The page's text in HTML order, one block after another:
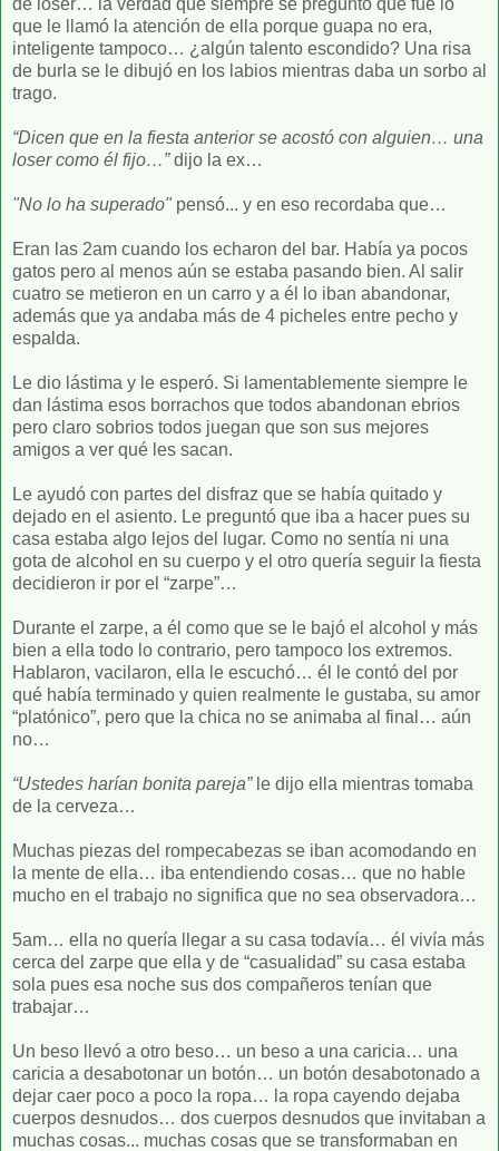
que le llamó la atención de ella porque guapa no era,
inteligente tampoco… ¿algún talento escondido? Una risa
de burla se le dibujó en los labios mientras daba un sorbo al
trago.
“Dicen que en la fiesta anterior se acostó con alguien… una
loser como él fijo…”dijo la ex…
"No lo ha superado" pensó... y en eso recordaba que…
Eran las 2am cuando los echaron del bar. Había ya pocos
gatos pero al menos aún se estaba pasando bien. Al salir
cuatro se metieron en un carro y a él lo iban abandonar,
además que ya andaba más de 4 picheles entre pecho y
espalda.
Le dio lástima y le esperó. Si lamentablemente siempre le
dan lástima esos borrachos que todos abandonan ebrios
pero claro sobrios todos juegan que son sus mejores
amigos a ver qué les sacan.
Le ayudó con partes del disfraz que se había quitado y
dejado en el asiento. Le preguntó que iba a hacer pues su
casa estaba algo lejos del lugar. Como no sentía ni una
gota de alcohol en su cuerpo y el otro quería seguir la fiesta
decidieron ir por el “zarpe”…
Durante el zarpe, a él como que se le bajó el alcohol y más
bien a ella todo lo contrario, pero tampoco los extremos.
Hablaron, vacilaron, ella le escuchó… él le contó del por
qué había terminado y quien realmente le gustaba, su amor
“platónico”, pero que la chica no se animaba al final… aún
no…
“Ustedes harían bonita pareja”le dijo ella mientras tomaba
de la cerveza…
Muchas piezas del rompecabezas se iban acomodando en
la mente de ella… iba entendiendo cosas… que no hable
mucho en el trabajo no significa que no sea observadora…
5am… ella no quería llegar a su casa todavía… él vivía más
cerca del zarpe que ella y de “casualidad” su casa estaba
sola pues esa noche sus dos compañeros tenían que
trabajar…
Un beso llevó a otro beso… un beso a una caricia… una
caricia a desabotonar un botón… un botón desabotonado a
dejar caer poco a poco la ropa… la ropa cayendo dejaba
cuerpos desnudos… dos cuerpos desnudos que invitaban a
muchas cosas... muchas cosas que se transformaban en